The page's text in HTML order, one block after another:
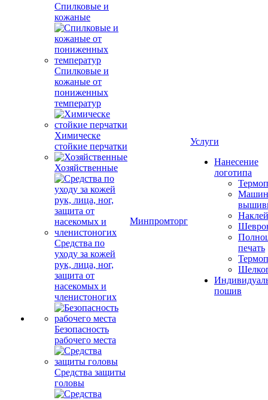
Спилковые и
кожаные
Спилковые и
кожаные от
пониженных
температур
Химическе
стойкие перчатки
Хозяйственные
Средства по
уходу за кожей
рук, лица, ног,
защита от
насекомых и
членистоногих
Безопасность
рабочего места
Средства защиты
головы
Минпромторг
Услуги
Нанесение
логотипа
печать
пошив